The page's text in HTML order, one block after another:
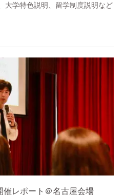
大学特色説明、留学制度説明など
レポート＠名古屋会場